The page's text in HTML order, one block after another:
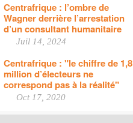
Centrafrique : l’ombre de
Wagner derrière l’arrestation
d’un consultant humanitaire
Juil 14, 2024
Centrafrique : "le chiffre de 1,8
million d’électeurs ne
correspond pas à la réalité"
Oct 17, 2020